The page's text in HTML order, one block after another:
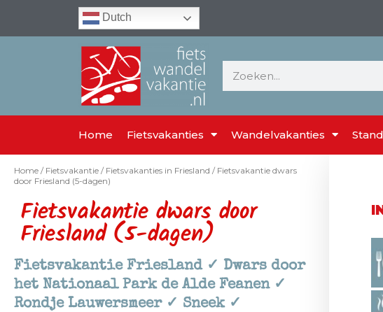
Dutch
Home Fietsvakanties Wandelvakanties
Home / Fietsvakantie / Fietsvakanties in Friesland / Fietsvakantie dwars
door Friesland (5-dagen)
Fietsvakantie dwars door
Friesland (5-dagen)
Fietsvakantie Friesland ✓ Dwars door
het Nationaal Park de Alde Feanen ✓
Rondje Lauwersmeer ✓ Sneek ✓